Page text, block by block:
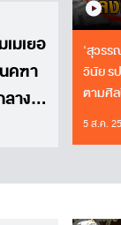
มเยอ
คฑา
างสี่
'สุวรร
วินัย ร
ตามศิ
5 ส.ค.